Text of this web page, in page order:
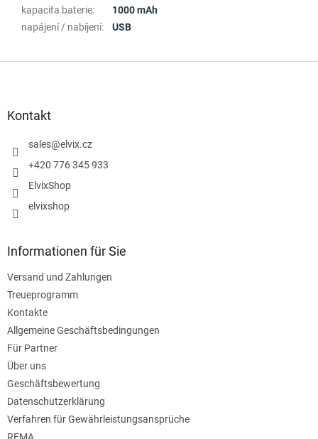
kapacita baterie:
1000 mAh
napájení / nabíjení: USB
Kontakt
sales@elvix.cz
+420 776 345 933
ElvixShop
elvixshop
Informationen für Sie
Versand und Zahlungen
Treueprogramm
Kontakte
Allgemeine Geschäftsbedingungen
Für Partner
Über uns
Geschäftsbewertung
Datenschutzerklärung
Verfahren für Gewährleistungsansprüche